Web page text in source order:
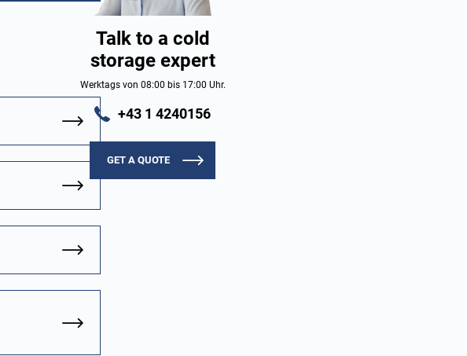
Talk to a cold
storage expert
Werktags von 08:00 bis 17:00 Uhr.
+43 1 4240156
GET A QUOTE